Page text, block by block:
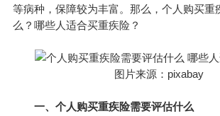
等病种，保障较为丰富。那么，个人购买重
么？哪些人适合买重疾险？
图片来源：pixabay
一、个人购买重疾险需要评估什么